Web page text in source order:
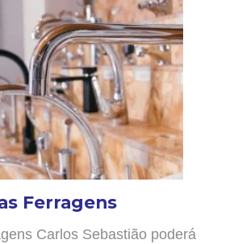
Ferragens
Carlos Sebastião poderá